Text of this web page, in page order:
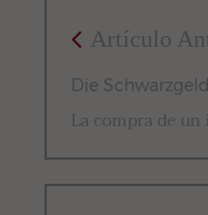
Artículo
Die
La compra de un